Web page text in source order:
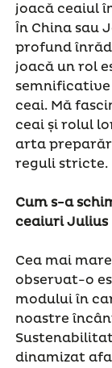
joacă ceaiul
În China sau
profund
joacă un rol
semnificative
ceai. Mă
ceai și rolul
arta
reguli stricte.
Cum s-a
ceaiuri Julius
Cea mai
observat-o
modului în
noastre
dinamizat